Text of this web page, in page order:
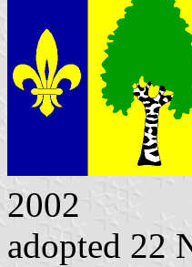
2002
adopted 22